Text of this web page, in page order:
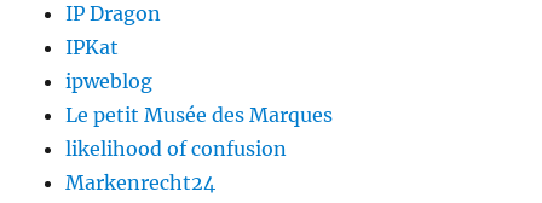
IP Dragon
IPKat
ipweblog
Le petit Musée des Marques
likelihood of confusion
Markenrecht24